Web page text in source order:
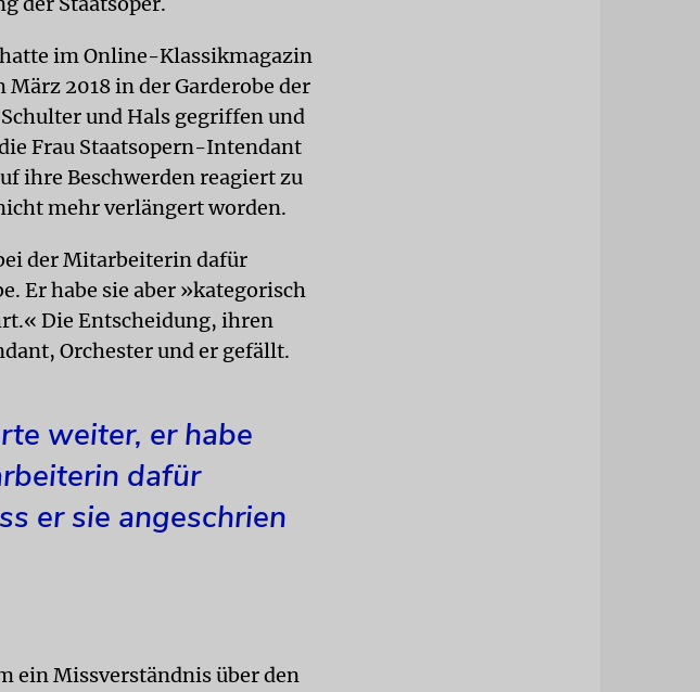
im Online-Klassikmagazin
März 2018 in der Garderobe der
und Hals gegriffen und
Frau Staatsopern-Intendant
ihre Beschwerden reagiert zu
mehr verlängert worden.
der Mitarbeiterin dafür
Er habe sie aber »kategorisch
Die Entscheidung, ihren
Orchester und er gefällt.
weiter, er habe
dafür
er sie angeschrien
ein Missverständnis über den